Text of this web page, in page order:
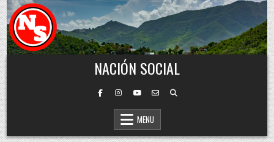
Skip to content
NACIÓN SOCIAL
MENU